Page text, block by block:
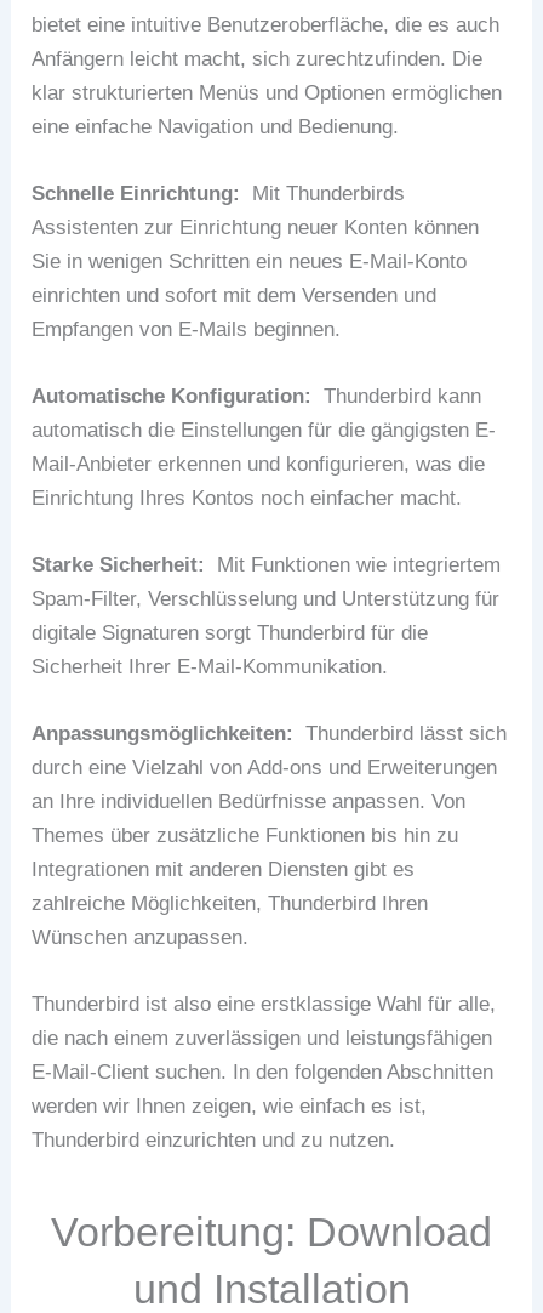
bietet eine intuitive Benutzeroberfläche, die es auch
Anfängern leicht macht, sich zurechtzufinden. Die
klar strukturierten Menüs und Optionen ermöglichen
eine einfache Navigation und Bedienung.
Schnelle Einrichtung:
Mit Thunderbirds
Assistenten zur Einrichtung neuer Konten können
Sie in wenigen Schritten ein neues E-Mail-Konto
einrichten und sofort mit dem Versenden und
Empfangen von E-Mails beginnen.
Automatische Konfiguration:
Thunderbird kann
automatisch die Einstellungen für die gängigsten E-
Mail-Anbieter erkennen und konfigurieren, was die
Einrichtung Ihres Kontos noch einfacher macht.
Starke Sicherheit:
Mit Funktionen wie integriertem
Spam-Filter, Verschlüsselung und Unterstützung für
digitale Signaturen sorgt Thunderbird für die
Sicherheit Ihrer E-Mail-Kommunikation.
Anpassungsmöglichkeiten:
Thunderbird lässt sich
durch eine Vielzahl von Add-ons und Erweiterungen
an Ihre individuellen Bedürfnisse anpassen. Von
Themes über zusätzliche Funktionen bis hin zu
Integrationen mit anderen Diensten gibt es
zahlreiche Möglichkeiten, Thunderbird Ihren
Wünschen anzupassen.
Thunderbird ist also eine erstklassige Wahl für alle,
die nach einem zuverlässigen und leistungsfähigen
E-Mail-Client suchen. In den folgenden Abschnitten
werden wir Ihnen zeigen, wie einfach es ist,
Thunderbird einzurichten und zu nutzen.
Vorbereitung: Download
und Installation